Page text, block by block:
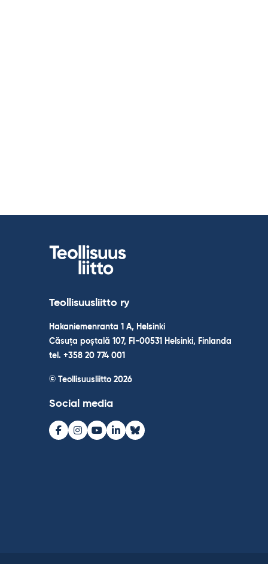
Teollisuusliitto ry
Hakaniemenranta 1 A, Helsinki
Căsuța poștală 107, FI-00531 Helsinki, Finlanda
tel. +358 20 774 001
© Teollisuusliitto 2026
Social media
Facebook
Instagram
Youtube
LinkedInBluesky